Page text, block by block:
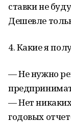
ставки не
Дешевле
4. Какие я
— Не нужно
— Нет
годовых